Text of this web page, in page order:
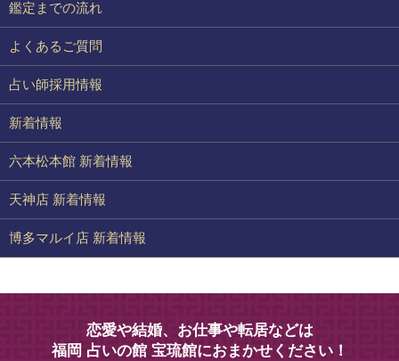
鑑定までの流れ
よくあるご質問
占い師採用情報
新着情報
六本松本館 新着情報
天神店 新着情報
博多マルイ店 新着情報
恋愛や結婚、お仕事や転居などは
福岡 占いの館 宝琉館におまかせください！